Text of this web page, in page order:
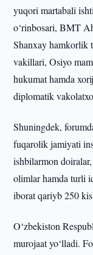
yuqori martabali
o‘rinbosari, BMT
Shanxay hamkorlik
vakillari, Osiyo
hukumat hamda
diplomatik
Shuningdek,
fuqarolik jamiyati
ishbilarmon
olimlar hamda turli
iborat qariyb 250
O‘zbekiston
murojaat yo‘lladi.